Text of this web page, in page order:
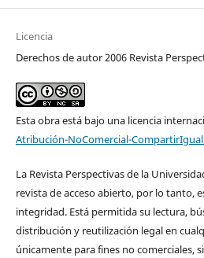
Licencia
Derechos de autor 2006 Revista
Esta obra está bajo una licencia
Atribución-NoComercial-CompartirIgual
La Revista Perspectivas de la
revista de acceso abierto, por lo tanto,
integridad. Está permitida su lectura,
distribución y reutilización legal en
únicamente para fines no comerciales,